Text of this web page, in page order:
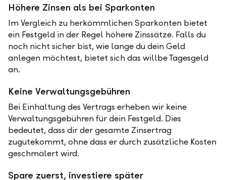
Höhere Zinsen als bei Sparkonten
Im Vergleich zu herkömmlichen Sparkonten bietet
ein Festgeld in der Regel höhere Zinssätze. Falls du
noch nicht sicher bist, wie lange du dein Geld
anlegen möchtest, bietet sich das willbe Tagesgeld
an.
Keine Verwaltungsgebühren
Bei Einhaltung des Vertrags erheben wir keine
Verwaltungsgebühren für dein Festgeld. Dies
bedeutet, dass dir der gesamte Zinsertrag
zugutekommt, ohne dass er durch zusätzliche Kosten
geschmälert wird.
Spare zuerst, investiere später